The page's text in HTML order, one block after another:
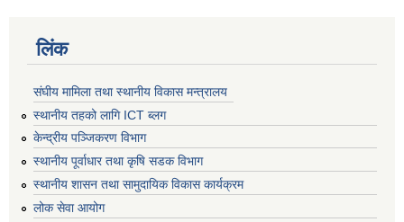
लिंक
संघीय मामिला तथा स्थानीय विकास मन्त्रालय
स्थानीय तहको लागि ICT ब्लग
केन्द्रीय पञ्जिकरण विभाग
स्थानीय पूर्वाधार तथा कृषि सडक विभाग
स्थानीय शासन तथा सामुदायिक विकास कार्यक्रम
लोक सेवा आयोग